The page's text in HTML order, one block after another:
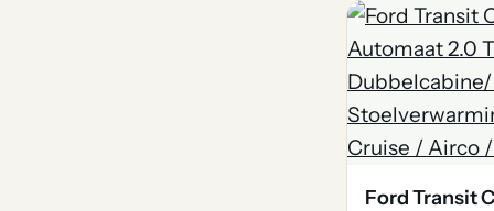
Ford Transit